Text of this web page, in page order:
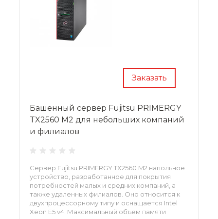
Заказать
Башенный сервер Fujitsu PRIMERGY
TX2560 M2 для небольших компаний
и филиалов
Сервер Fujitsu PRIMERGY TX2560 M2 напольное
устройство, разработанное для покрытия
потребностей малых и средних компаний, а
также удаленных филиалов. Оно относится к
двухпроцессорному типу и оснащается Intel
Xeon E5 v4. Максимальный объем памяти